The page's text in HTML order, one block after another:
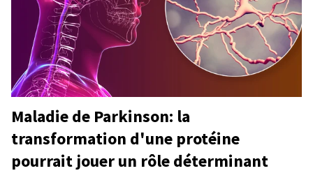
Maladie de Parkinson: la
transformation d'une protéine
pourrait jouer un rôle déterminant